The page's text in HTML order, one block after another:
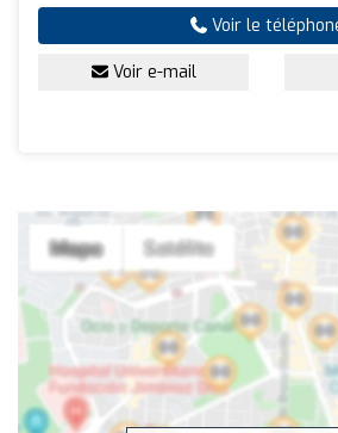
Voir le
Voir e-mail